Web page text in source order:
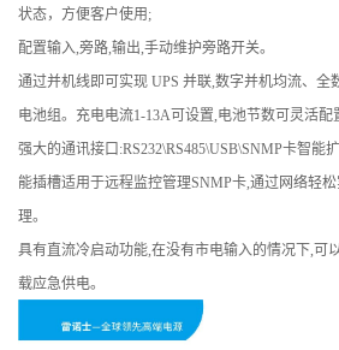
状态，方便客户使用;
配置输入,旁路,输出,手动维护旁路开关。
通过并机线即可实现 UPS 并联,数字并机均流、全
电池组。充电电流1-13A可设置,电池节数可灵活配
强大的通讯接口:RS232\RS485\USB\SNMP卡智能
能插槽适用于远程监控管理SNMP卡,通过网络轻
理。
具有直流冷启动功能,在没有市电输入的情况下,可
载应急供电。